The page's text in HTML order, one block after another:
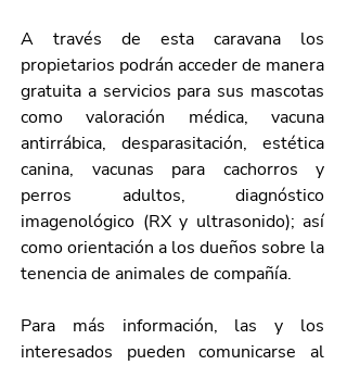
A través de esta caravana los
propietarios podrán acceder de manera
gratuita a servicios para sus mascotas
como valoración médica, vacuna
antirrábica, desparasitación, estética
canina, vacunas para cachorros y
perros adultos, diagnóstico
imagenológico (RX y ultrasonido); así
como orientación a los dueños sobre la
tenencia de animales de compañía.
Para más información, las y los
interesados pueden comunicarse al